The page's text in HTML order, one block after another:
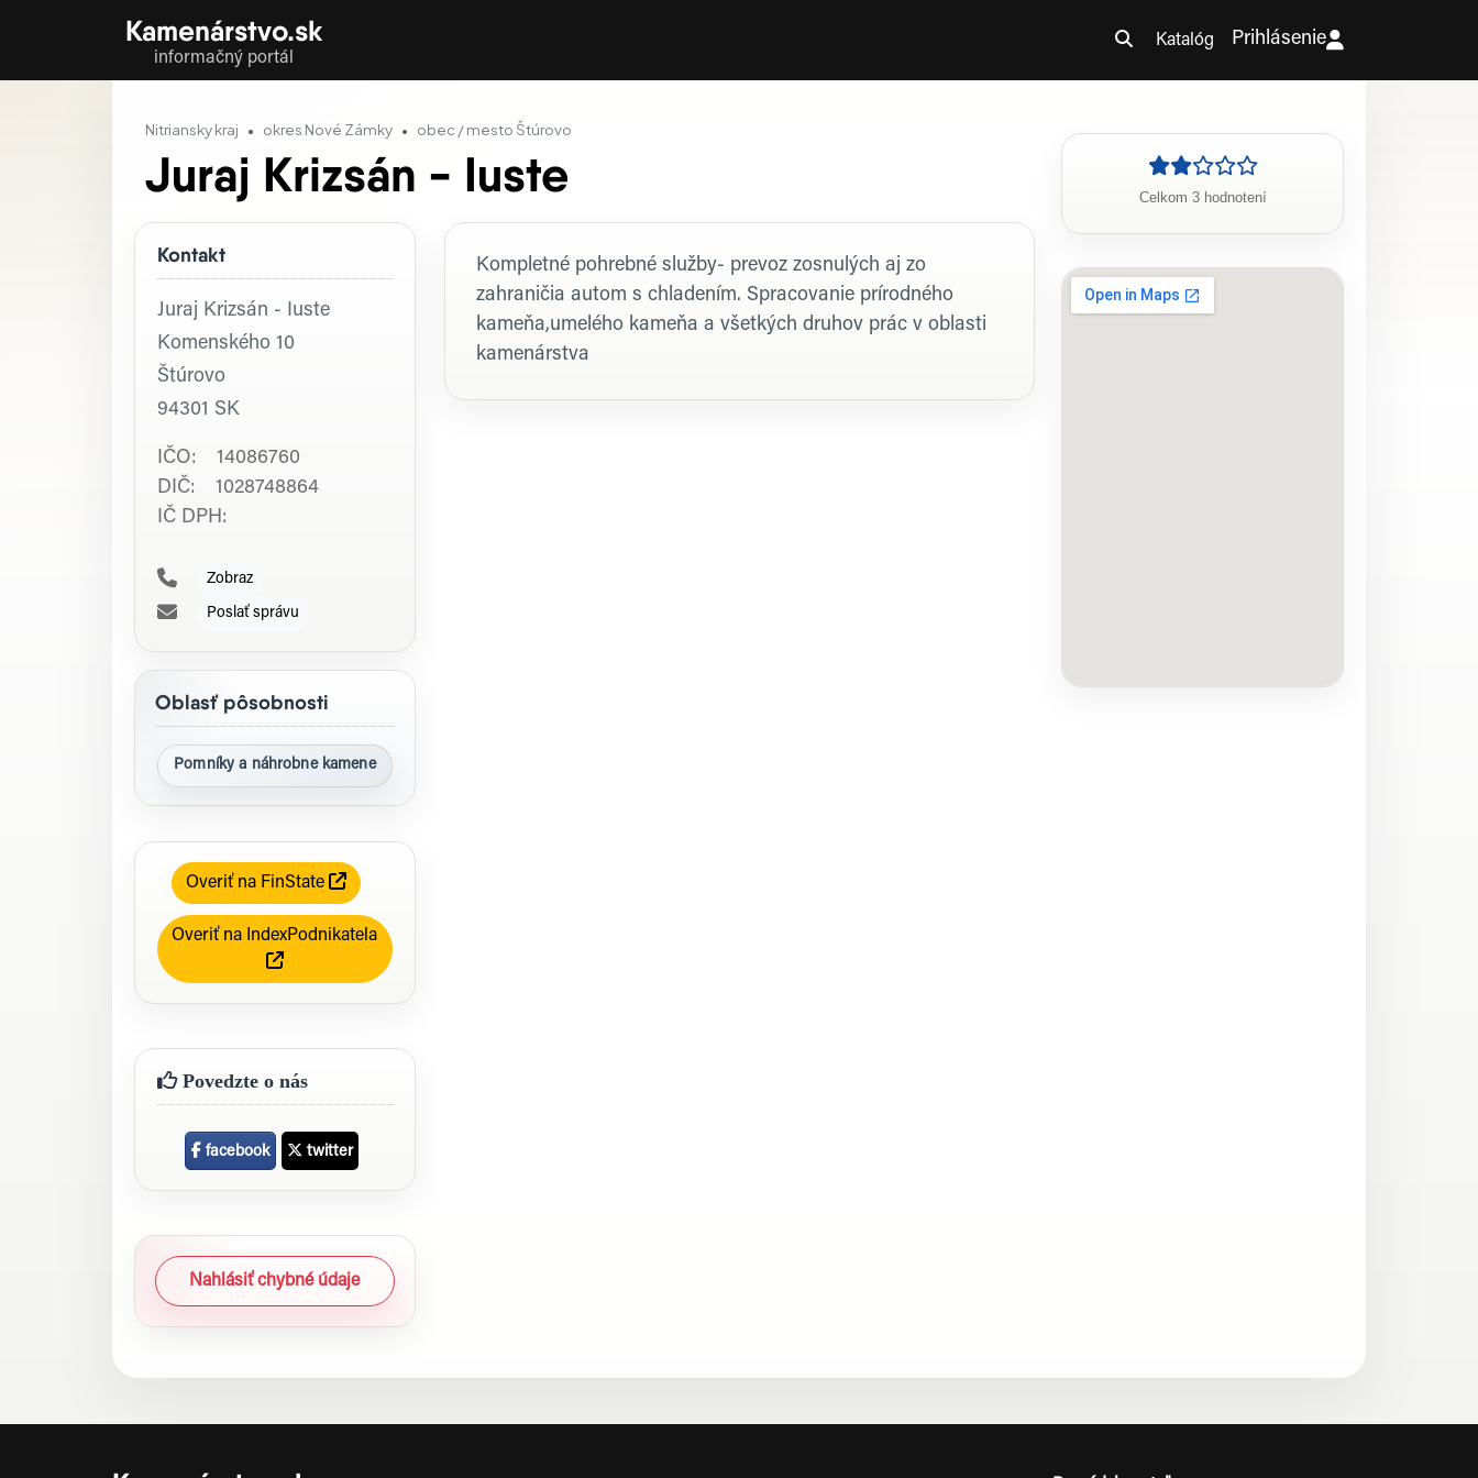
Kamenárstvo.sk
informačný portál
Katalóg Prihlásenie
Nitriansky kraj okres Nové Zámky obec / mesto Štúrovo
Juraj Krizsán - Iuste
Kontakt
Juraj Krizsán - Iuste
Komenského 10
Štúrovo
94301 SK
IČO: 14086760
DIČ: 1028748864
IČ DPH:
Zobraz
Poslať správu
Oblasť pôsobnosti
Pomníky a náhrobne kamene
Overiť na FinState
Overiť na IndexPodnikatela
Povedzte o nás
facebook twitter
Nahlásiť chybné údaje
Profil firmy
Kompletné pohrebné služby- prevoz zosnulých aj zo
zahraničia autom s chladením. Spracovanie prírodného
kameňa,umelého kameňa a všetkých druhov prác v oblasti
kamenárstva
Celkom 3 hodnotení